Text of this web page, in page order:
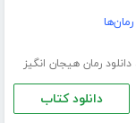
دانلود رمان هیجان انگیز
دانلود کتاب